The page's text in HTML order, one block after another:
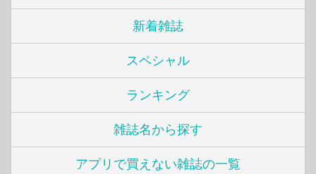
新着雑誌
スペシャル
ランキング
雑誌名から探す
アプリで買えない雑誌の一覧